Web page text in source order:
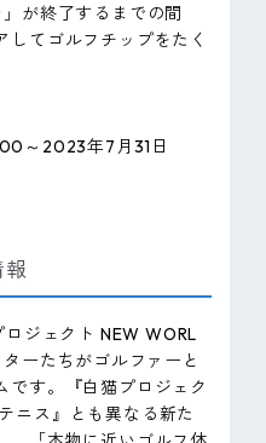
が終了するまでの間
してゴルフチップをたく
～2023年7月31日
報
ロジェクト NEW WORL
ーたちがゴルファーと
です。『白猫プロジェク
ニス』とも異なる新た